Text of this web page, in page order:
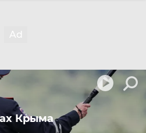
Крыма